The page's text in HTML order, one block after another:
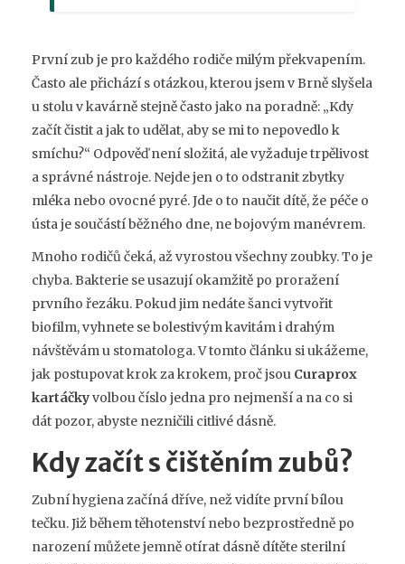
První zub je pro každého rodiče milým překvapením.
Často ale přichází s otázkou, kterou jsem v Brně slyšela
u stolu v kavárně stejně často jako na poradně: „Kdy
začít čistit a jak to udělat, aby se mi to nepovedlo k
smíchu?“ Odpověď není složitá, ale vyžaduje trpělivost
a správné nástroje. Nejde jen o to odstranit zbytky
mléka nebo ovocné pyré. Jde o to naučit dítě, že péče o
ústa je součástí běžného dne, ne bojovým manévrem.
Mnoho rodičů čeká, až vyrostou všechny zoubky. To je
chyba. Bakterie se usazují okamžitě po proražení
prvního řezáku. Pokud jim nedáte šanci vytvořit
biofilm, vyhnete se bolestivým kavitám i drahým
návštěvám u stomatologa. V tomto článku si ukážeme,
jak postupovat krok za krokem, proč jsou Curaprox
kartáčkyvolbou číslo jedna pro nejmenší a na co si
dát pozor, abyste nezničili citlivé dásně.
Kdy začít s čištěním zubů?
Zubní hygiena začíná dříve, než vidíte první bílou
tečku. Již během těhotenství nebo bezprostředně po
narození můžete jemně otírat dásně dítěte sterilní